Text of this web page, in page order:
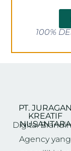
100%
PT. JURAGAN
KREATIF
NUSANTARA
Digital
Agency yang